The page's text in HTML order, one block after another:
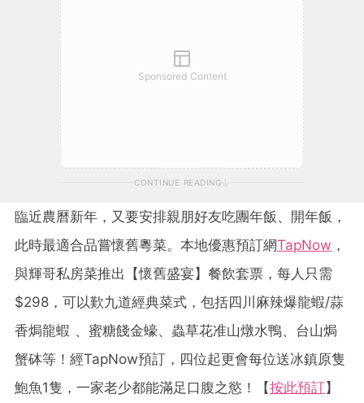
Sponsored Content
CONTINUE READING
臨近農曆新年，又要安排親朋好友吃團年飯、開年飯，
此時最適合品嘗懷舊粵菜。本地優惠預訂網TapNow ，
與輝哥私房菜推出【懷舊盛宴】餐飲套票，每人只需
$298，可以歎九道經典菜式，包括四川麻辣爆龍蝦/蒜
香焗龍蝦 、蜜糖餞金蠔、蟲草花准山燉水鴨、台山焗
蟹砵等！經TapNow預訂，四位起更會每位送冰鎮原隻
鮑魚1隻，一家老少都能滿足口腹之慾！【按此預訂】